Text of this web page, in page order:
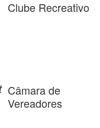
Clube Recreativo
Câmara de
Vereadores